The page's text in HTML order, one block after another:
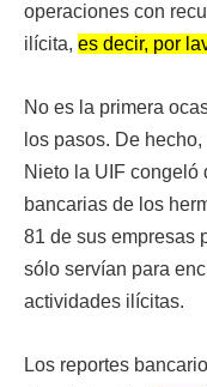
operaciones con
ilícita, es decir, por
No es la primera
los pasos. De
Nieto la UIF congeló
bancarias de los
81 de sus empresas
sólo servían para
actividades ilícitas.
Los reportes